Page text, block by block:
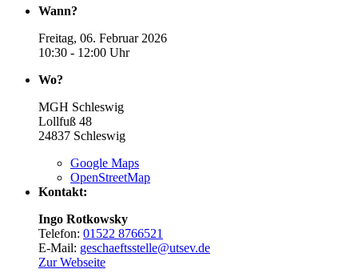
Wann?
Freitag, 06. Februar 2026
10:30 - 12:00 Uhr
Wo?
MGH Schleswig
Lollfuß 48
24837 Schleswig
Google Maps
OpenStreetMap
Kontakt:
Ingo Rotkowsky
Telefon: 01522 8766521
E-Mail: geschaeftsstelle@utsev.de
Zur Webseite